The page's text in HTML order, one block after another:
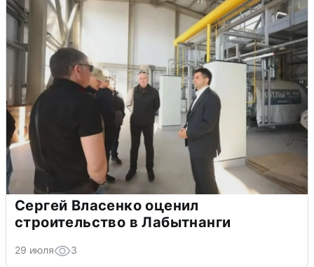
Сергей Власенко оценил
строительство в Лабытнанги
29 июля 3